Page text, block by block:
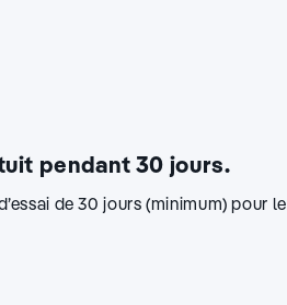
pendant 30 jours.
de 30 jours (minimum) pour le